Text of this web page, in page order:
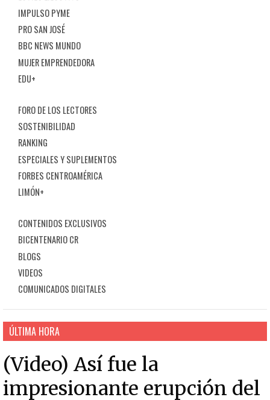
IMPULSO PYME
PRO SAN JOSÉ
BBC NEWS MUNDO
MUJER EMPRENDEDORA
EDU+
FORO DE LOS LECTORES
SOSTENIBILIDAD
RANKING
ESPECIALES Y SUPLEMENTOS
FORBES CENTROAMÉRICA
LIMÓN+
CONTENIDOS EXCLUSIVOS
BICENTENARIO CR
BLOGS
VIDEOS
COMUNICADOS DIGITALES
ÚLTIMA HORA
(Video) Así fue la
impresionante erupción del